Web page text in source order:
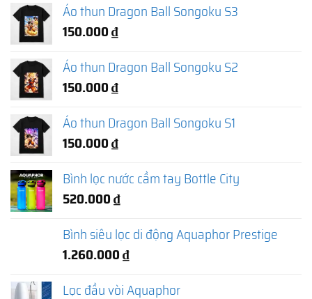
Áo thun Dragon Ball Songoku S3
150.000₫
Áo thun Dragon Ball Songoku S2
150.000₫
Áo thun Dragon Ball Songoku S1
150.000₫
Bình lọc nước cầm tay Bottle City
520.000₫
Bình siêu lọc di động Aquaphor Prestige
1.260.000₫
Lọc đầu vòi Aquaphor